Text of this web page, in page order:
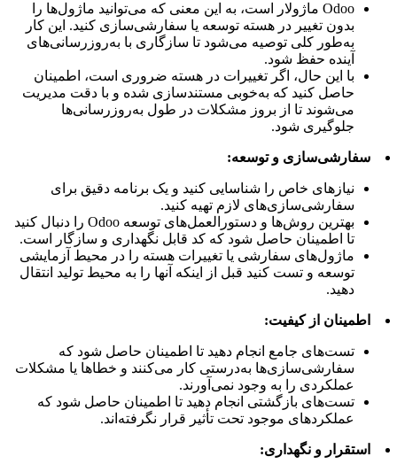
Odoo ماژولار است، به این معنی که می‌توانید ماژول‌ها را
بدون تغییر در هسته توسعه یا سفارشی‌سازی کنید. این کار
به‌طور کلی توصیه می‌شود تا سازگاری با به‌روزرسانی‌های
آینده حفظ شود.
با این حال، اگر تغییرات در هسته ضروری است، اطمینان
حاصل کنید که به‌خوبی مستندسازی شده و با دقت مدیریت
می‌شوند تا از بروز مشکلات در طول به‌روزرسانی‌ها
جلوگیری شود.
سفارشی‌سازی و توسعه:
نیازهای خاص را شناسایی کنید و یک برنامه دقیق برای
سفارشی‌سازی‌های لازم تهیه کنید.
بهترین روش‌ها و دستورالعمل‌های توسعه Odoo را دنبال کنید
تا اطمینان حاصل شود که کد قابل نگهداری و سازگار است.
ماژول‌های سفارشی یا تغییرات هسته را در محیط آزمایشی
توسعه و تست کنید قبل از اینکه آنها را به محیط تولید انتقال
دهید.
اطمینان از کیفیت:
تست‌های جامع انجام دهید تا اطمینان حاصل شود که
سفارشی‌سازی‌ها به‌درستی کار می‌کنند و خطاها یا مشکلات
عملکردی را به وجود نمی‌آورند.
تست‌های بازگشتی انجام دهید تا اطمینان حاصل شود که
عملکردهای موجود تحت تأثیر قرار نگرفته‌اند.
استقرار و نگهداری: